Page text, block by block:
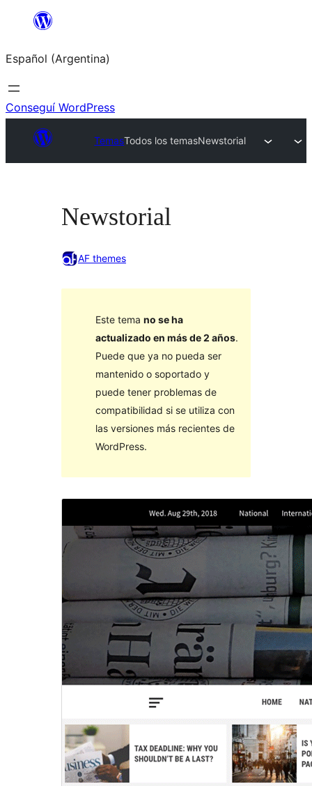
Saltar
contenido
Español (Argentina)
Conseguí WordPress
TemasTodos los temasNewstorial
Newstorial
AF themes
Este tema no se ha
actualizado en más de 2 años.
Puede que ya no pueda ser
mantenido o soportado y
puede tener problemas de
compatibilidad si se utiliza con
las versiones más recientes de
WordPress.